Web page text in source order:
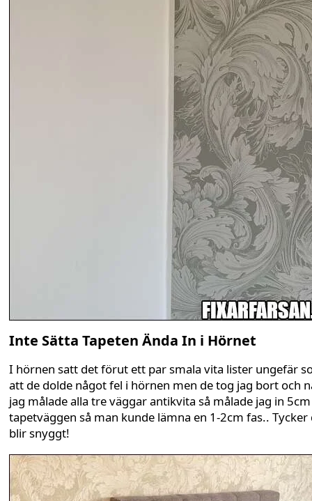
Inte Sätta Tapeten Ända In i Hörnet
I hörnen satt det förut ett par smala vita lister ungefär
att de dolde något fel i hörnen men de tog jag bort och
jag målade alla tre väggar antikvita så målade jag in
tapetväggen så man kunde lämna en 1-2cm fas.. Tycker
blir snyggt!